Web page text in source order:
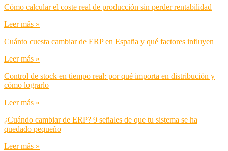
Cómo calcular el coste real de producción sin perder rentabilidad
Leer más »
Cuánto cuesta cambiar de ERP en España y qué factores influyen
Leer más »
Control de stock en tiempo real: por qué importa en distribución y
cómo lograrlo
Leer más »
¿Cuándo cambiar de ERP? 9 señales de que tu sistema se ha
quedado pequeño
Leer más »